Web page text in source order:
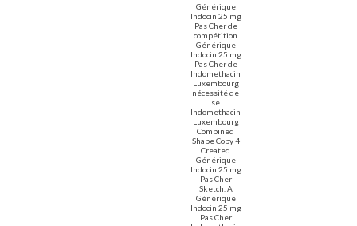
Générique
Indocin 25 mg
Pas Cher de
compétition
Générique
Indocin 25 mg
Pas Cher de
Indomethacin
Luxembourg
nécessité de
se
Indomethacin
Luxembourg
Combined
Shape Copy 4
Created
Générique
Indocin 25 mg
Pas Cher
Sketch. A
Générique
Indocin 25 mg
Pas Cher